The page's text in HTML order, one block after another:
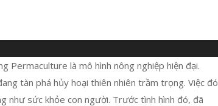
Permaculture là mô hình nông nghiệp hiện đại.
tàn phá hủy hoại thiên nhiên trầm trọng. Việc đó
như sức khỏe con người. Trước tình hình đó, đã